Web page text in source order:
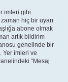
imleri gibi
hiç bir uyarı
abone olmak
artık bildirim
genelinde bir
Yer imleri ve
“Mesaj